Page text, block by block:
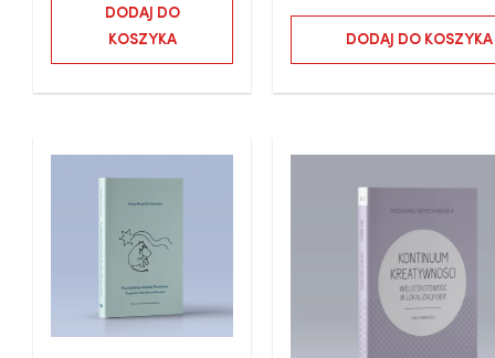
DODAJ DO
KOSZYKA
DODAJ DO KOSZYKA